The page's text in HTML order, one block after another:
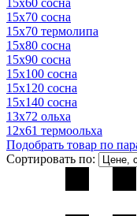
15х60 сосна
15х70 сосна
15х70 термолипа
15х80 сосна
15х90 сосна
15х100 сосна
15х120 сосна
15х140 сосна
13х72 ольха
12х61 термоольха
Подобрать товар по
Сортировать по: